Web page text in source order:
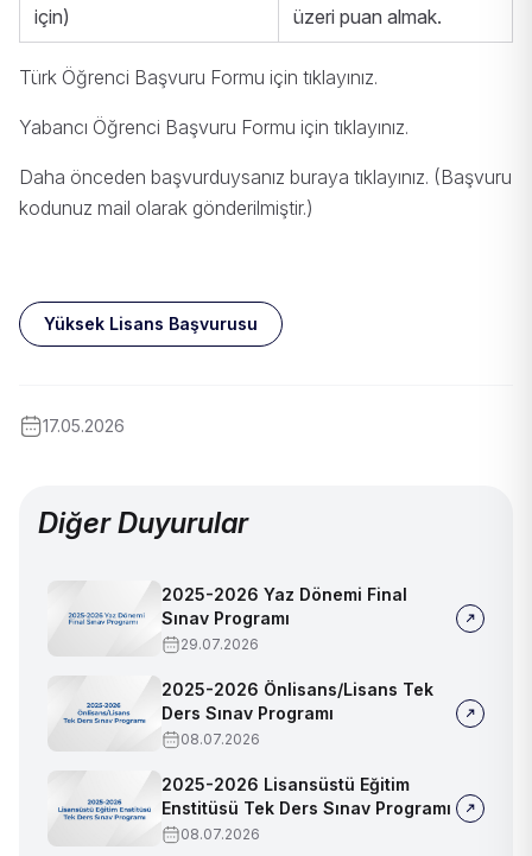
için)
üzeri puan almak.
Türk Öğrenci Başvuru Formu için tıklayınız.
Yabancı Öğrenci Başvuru Formu için tıklayınız.
Daha önceden başvurduysanız buraya tıklayınız. (Başvuru
kodunuz mail olarak gönderilmiştir.)
Yüksek Lisans Başvurusu
17.05.2026
Diğer Duyurular
2025-2026 Yaz Dönemi Final
Sınav Programı
29.07.2026
2025-2026 Önlisans/Lisans Tek
Ders Sınav Programı
08.07.2026
2025-2026 Lisansüstü Eğitim
Enstitüsü Tek Ders Sınav Programı
08.07.2026